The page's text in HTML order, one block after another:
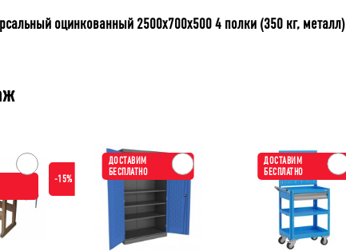
оцинкованный 2500x700x500 4 полки (350 кг, металл)
-15%
ДОСТАВИМ
БЕСПЛАТНО
ДОСТАВИМ
БЕСПЛАТНО